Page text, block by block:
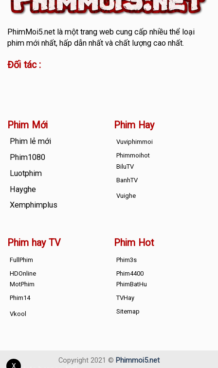
PhimMoi5.netlà một trang web cung cấp nhiều thể loại
phim mới nhất, hấp dẫn nhất và chất lượng cao nhất.
Đối tác :
Phim Mới
Phim lẻ mới
Phim1080
Luotphim
Hayghe
Xemphimplus
Phim Hay
Vuviphimmoi
Phimmoihot
BiluTV
BanhTV
Vuighe
Phim hay TV
FullPhim
HDOnline
MotPhim
Phim14
Vkool
Phim Hot
Phim3s
Phim4400
PhimBatHu
TVHay
Sitemap
X
Copyright 2021 © Phimmoi5.net